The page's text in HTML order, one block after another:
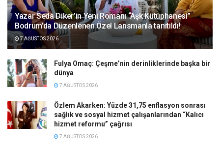
Yazar Seda Diker’in Yeni Romanı “Aşk Kütüphanesi”
Bodrum’da Düzenlenen Özel Lansmanla tanıtıldı!
7 AĞUSTOS 2026
Fulya Omaç: Çeşme’nin derinliklerinde başka bir
dünya
7 AĞUSTOS 2026
Özlem Akarken: Yüzde 31,75 enflasyon sonrası
sağlık ve sosyal hizmet çalışanlarından “Kalıcı
hizmet reformu” çağrısı
7 AĞUSTOS 2026